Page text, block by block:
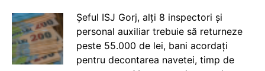
Șeful ISJ Gorj, alți 8 inspectori și
personal auxiliar trebuie să returneze
peste 55.000 de lei, bani acordați
pentru decontarea navetei, timp de